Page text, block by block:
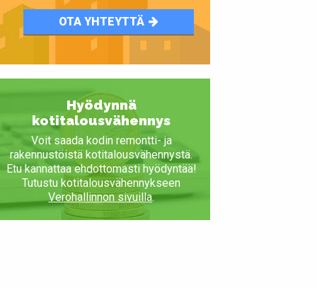
OTA YHTEYTTÄ
Hyödynnä
kotitalousvähennys
Voit saada kodin remontti- ja
rakennustöistä kotitalousvähennystä.
Etu kannattaa ehdottomasti hyödyntää!
Tutustu kotitalousvähennykseen
Verohallinnon sivuilla.